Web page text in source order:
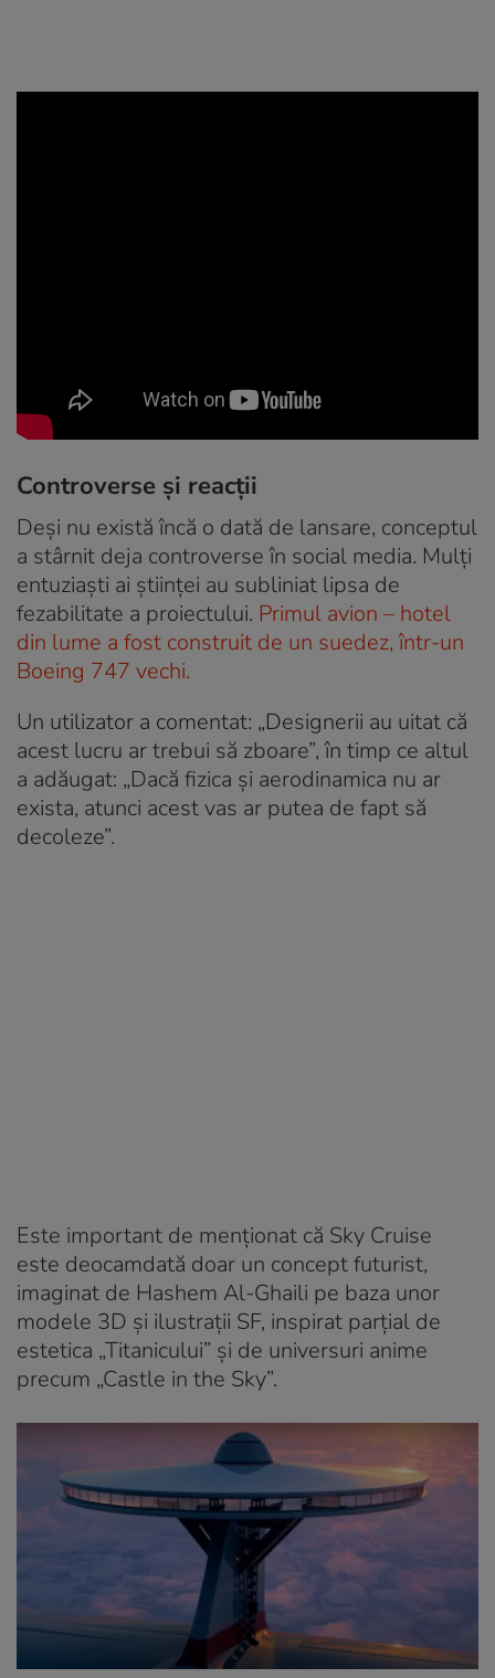
Controverse și reacții
Deși nu există încă o dată de lansare, conceptul
a stârnit deja controverse în social media. Mulți
entuziaști ai științei au subliniat lipsa de
fezabilitate a proiectului. Primul avion – hotel
din lume a fost construit de un suedez, într-un
Boeing 747 vechi.
Un utilizator a comentat: „Designerii au uitat că
acest lucru ar trebui să zboare”, în timp ce altul
a adăugat: „Dacă fizica și aerodinamica nu ar
exista, atunci acest vas ar putea de fapt să
decoleze”.
Este important de menționat că Sky Cruise
este deocamdată doar un concept futurist,
imaginat de Hashem Al-Ghaili pe baza unor
modele 3D și ilustrații SF, inspirat parțial de
estetica „Titanicului” și de universuri anime
precum „Castle in the Sky”.